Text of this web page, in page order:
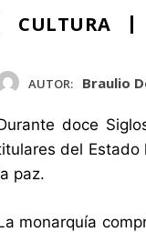
CULTURA
AUTOR: Braulio
doce
del Estado
paz.
monarquía